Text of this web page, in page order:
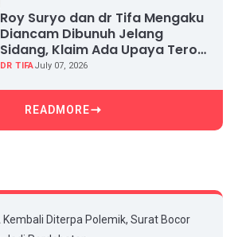
Roy Suryo dan dr Tifa Mengaku
Diancam Dibunuh Jelang
Sidang, Klaim Ada Upaya Teror
dan Intimidasi
DR TIFAJuly 07, 2026
READMORE